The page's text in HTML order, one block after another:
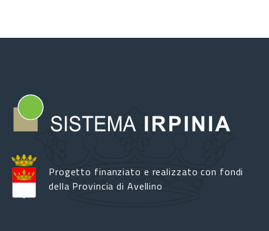
Progetto finanziato e realizzato con fondi
della Provincia di Avellino